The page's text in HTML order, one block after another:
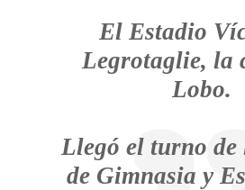
El Estadio
Legrotaglie, la
Lobo.
Llegó el turno de
de Gimnasia y